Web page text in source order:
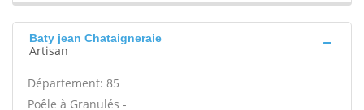
Baty jean Chataigneraie
Artisan
Département: 85
Poêle à Granulés -